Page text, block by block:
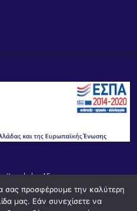
Knowledge AE
σας προσφέρουμε την καλύτερη
μας. Εάν συνεχίσετε να